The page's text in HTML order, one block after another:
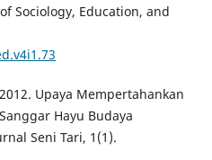
Sociology, Education, and
Upaya Mempertahankan
Hayu Budaya
Seni Tari, 1(1).